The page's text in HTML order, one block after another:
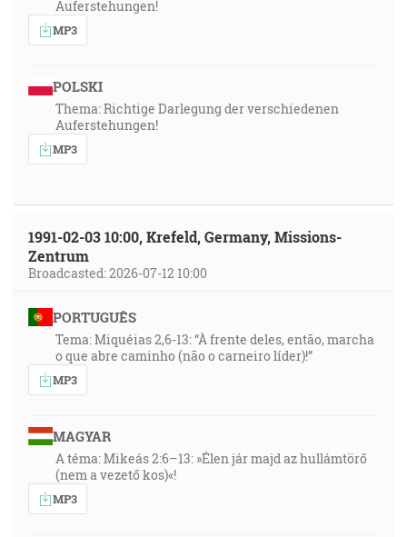
Auferstehungen!
MP3
POLSKI
Thema: Richtige Darlegung der verschiedenen
Auferstehungen!
MP3
1991-02-03 10:00, Krefeld, Germany, Missions-
Zentrum
Broadcasted: 2026-07-12 10:00
PORTUGUÊS
Tema: Miquéias 2,6-13: “À frente deles, então, marcha
o que abre caminho (não o carneiro líder)!”
MP3
MAGYAR
A téma: Mikeás 2:6–13: »Élen jár majd az hullámtörő
(nem a vezető kos)«!
MP3